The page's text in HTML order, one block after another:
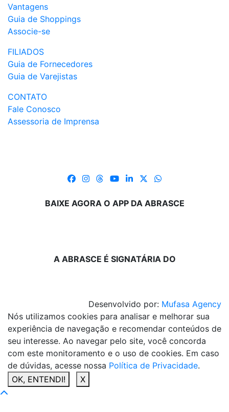
Vantagens
Guia de Shoppings
Associe-se
FILIADOS
Guia de Fornecedores
Guia de Varejistas
CONTATO
Fale Conosco
Assessoria de Imprensa
BAIXE AGORA O APP DA ABRASCE
A ABRASCE É SIGNATÁRIA DO
Desenvolvido por: Mufasa Agency
Nós utilizamos cookies para analisar e melhorar sua
experiência de navegação e recomendar conteúdos de
seu interesse. Ao navegar pelo site, você concorda
com este monitoramento e o uso de cookies. Em caso
de dúvidas, acesse nossa Política de Privacidade.
OK, ENTENDI!
X